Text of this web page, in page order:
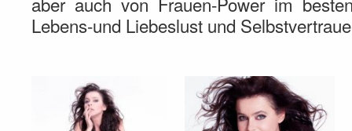
Lebens-und Liebeslust und